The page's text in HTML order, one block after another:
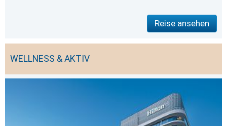
Reise ansehen
WELLNESS & AKTIV